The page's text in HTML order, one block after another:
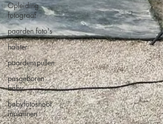
Opleiding
fotograaf
paarden foto's
halster
paardenspullen
pasgeboren
baby
babyfotoshoot
inplannen